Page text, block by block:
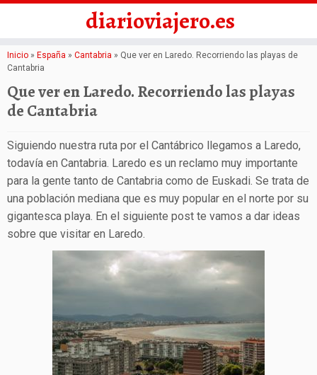
Saltar
al
contenido
diarioviajero.es
Inicio » España » Cantabria » Que ver en Laredo. Recorriendo las playas de
Cantabria
Que ver en Laredo. Recorriendo las playas
de Cantabria
Siguiendo nuestra ruta por el Cantábrico llegamos a Laredo,
todavía en Cantabria. Laredo es un reclamo muy importante
para la gente tanto de Cantabria como de Euskadi. Se trata de
una población mediana que es muy popular en el norte por su
gigantesca playa. En el siguiente post te vamos a dar ideas
sobre que visitar en Laredo.